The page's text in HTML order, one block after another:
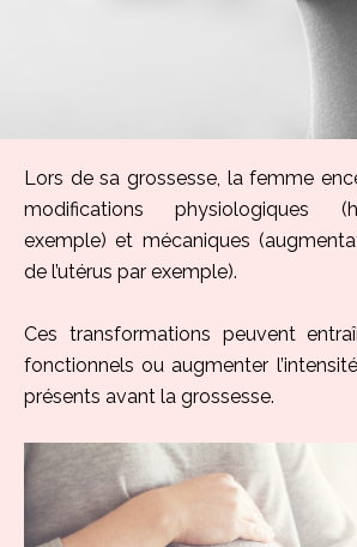
Lors de sa grossesse, la femme
modifications physiologiques
exemple) et mécaniques
de l’utérus par exemple).
Ces transformations peuvent
fonctionnels ou augmenter
présents avant la grossesse.